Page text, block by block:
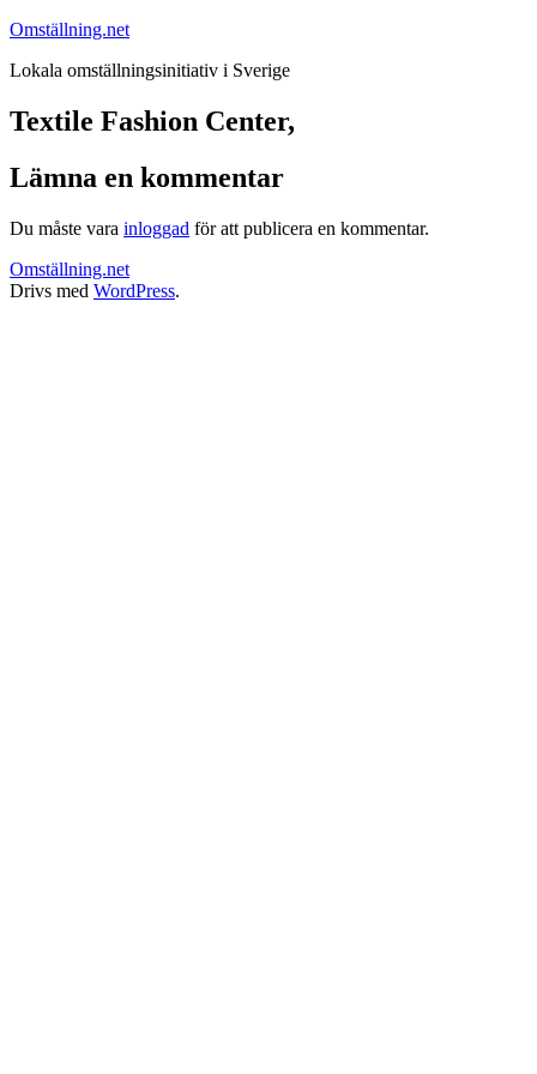
Hoppa
innehåll
Omställning.net
Lokala omställningsinitiativ i Sverige
Textile Fashion Center,
Lämna en kommentar
Du måste vara inloggad för att publicera en kommentar.
Omställning.net
Drivs med WordPress.